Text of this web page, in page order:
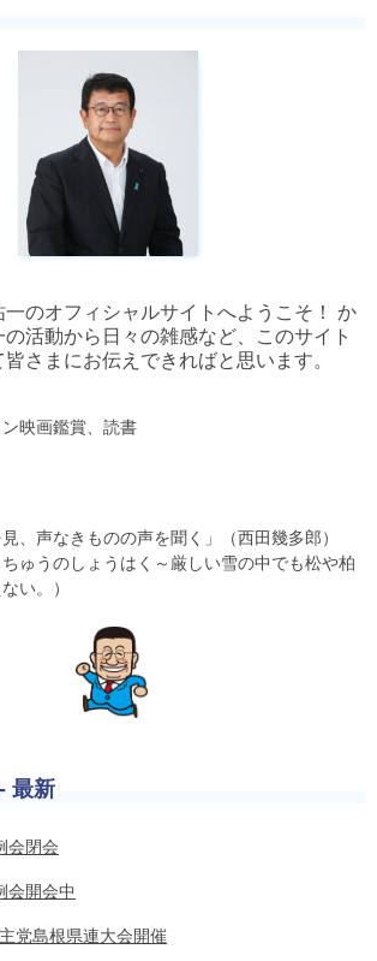
一のオフィシャルサイトへようこそ！ か
の活動から日々の雑感など、このサイト
皆さまにお伝えできればと思います。
映画鑑賞、読書
、声なきものの声を聞く」（西田幾多郎）
ちゅうのしょうはく～厳しい雪の中でも松や柏
い。）
最新
会閉会
会開会中
党島根県連大会開催